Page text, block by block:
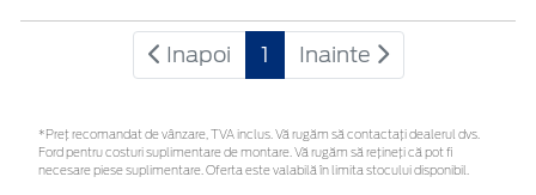
Inapoi 1 Inainte
*Preţ recomandat de vânzare, TVA inclus. Vă rugăm să contactaţi dealerul dvs.
Ford pentru costuri suplimentare de montare. Vă rugăm să rețineți că pot fi
necesare piese suplimentare. Oferta este valabilă în limita stocului disponibil.